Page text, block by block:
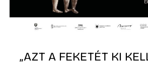
„AZT A FEKETÉT KI